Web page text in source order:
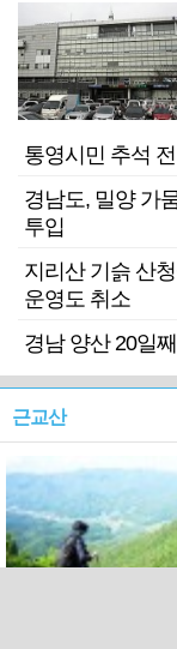
통영시민 추석
경남도, 밀양 가
투입
지리산 기슭 산
운영도 취소
경남 양산 20일
근교산